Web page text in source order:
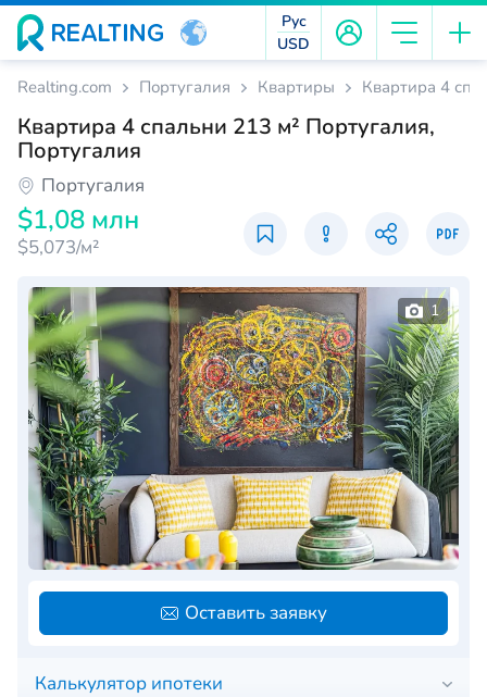
Рус
USD
Realting.com Португалия Квартиры Квартира 4
Квартира 4 спальни 213 м² Португалия,
Португалия
Португалия
$1,08 млн
$5,073/м²
Калькулятор ипотеки
1
Оставить заявку